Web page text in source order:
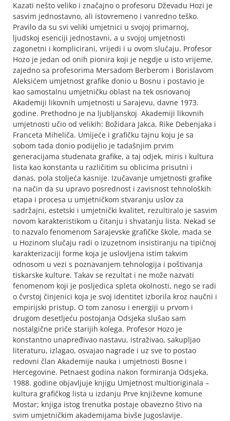
Kazati nešto veliko i značajno o profesoru Dževadu Hozi je
sasvim jednostavno, ali istovremeno i vanredno teško.
Pravilo da su svi veliki umjetnici u svojoj primarnoj,
ljudskoj esenciji jednostavni, a u svojoj umjetnosti
zagonetni i komplicirani, vrijedi i u ovom slučaju. Profesor
Hozo je jedan od onih pionira koji je negdje u isto vrijeme,
zajedno sa profesorima Mersadom Berberom i Borislavom
Aleksićem umjetnost grafike donio u Bosnu i postavio je
kao samostalnu umjetničku oblast na tek osnovanoj
Akademiji likovnih umjetnosti u Sarajevu, davne 1973.
godine. Prethodno je na ljubljanskoj Akademiji likovnih
umjetnosti učio od velikih: Božidara Jakca, Rike Debenjaka i
Franceta Miheliča. Umijeće i grafičku tajnu koju je sa
sobom tada donio podijelio je tadašnjim prvim
generacijama studenata grafike, a taj odjek, miris i kultura
lista kao konstanta u različitim su oblicima prisutni i
danas, pola stoljeća kasnije. Izučavanje umjetnosti grafike
na način da su upravo posrednost i zavisnost tehnoloških
etapa i procesa u umjetničkom stvaranju uslov za
sadržajni, estetski i umjetnički kvalitet, rezultiralo je sasvim
novom karakteristikom u čitanju i shvatanju lista. Nekad se
to nazvalo fenomenom Sarajevske grafičke škole, mada se
u Hozinom slučaju radi o izuzetnom insistiranju na tipičnoj
karakterizaciji forme koja je uslovljena istim takvim
odnosom u vezi s poznavanjem tehnologija i poštivanja
tiskarske kulture. Takav se rezultat i ne može nazvati
fenomenom koji je posljedica spleta okolnosti, nego se radi
o čvrstoj činjenici koja je svoj identitet izborila kroz naučni i
empirijski pristup. O tom zanosu i energiji u prvom i
drugom desetljeću postojanja Odsjeka slušao sam
nostalgične priče starijih kolega. Profesor Hozo je
konstantno unapređivao nastavu, istraživao, sakupljao
literaturu, izlagao, osvajao nagrade i uz sve to postao
redovni član Akademije nauka i umjetnosti Bosne i
Hercegovine. Petnaest godina nakon formiranja Odsjeka,
1988. godine objavljuje knjigu Umjetnost multioriginala –
kultura grafičkog lista u izdanju Prve književne komune
Mostar; knjiga istog trenutka postaje obavezno štivo na
svim umjetničkim akademijama bivše Jugoslavije.